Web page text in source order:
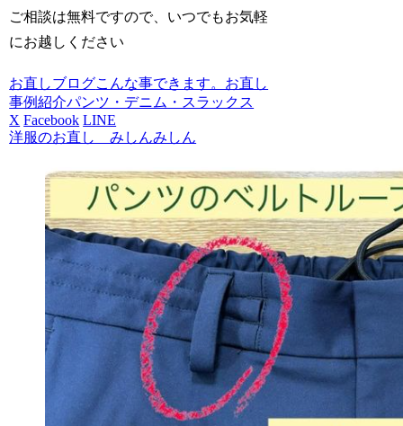
ご相談は無料ですので、いつでもお気軽
にお越しください
お直しブログこんな事できます。お直し
事例紹介パンツ・デニム・スラックス
X Facebook LINE
洋服のお直し みしんみしん